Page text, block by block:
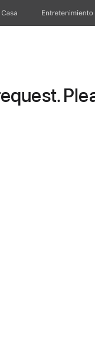
Casa Entretenimiento